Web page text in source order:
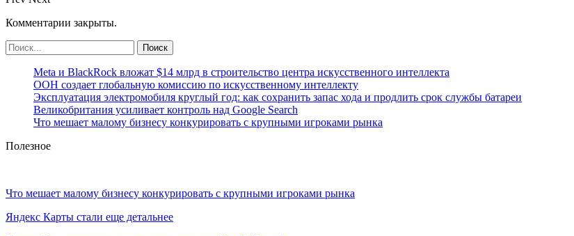
Комментарии закрыты.
Meta и BlackRock вложат $14 млрд в строительство центра искусственного интеллекта
ООН создает глобальную комиссию по искусственному интеллекту
Эксплуатация электромобиля круглый год: как сохранить запас хода и продлить срок службы батареи
Великобритания усиливает контроль над Google Search
Что мешает малому бизнесу конкурировать с крупными игроками рынка
Полезное
Что мешает малому бизнесу конкурировать с крупными игроками рынка
Яндекс Карты стали еще детальнее